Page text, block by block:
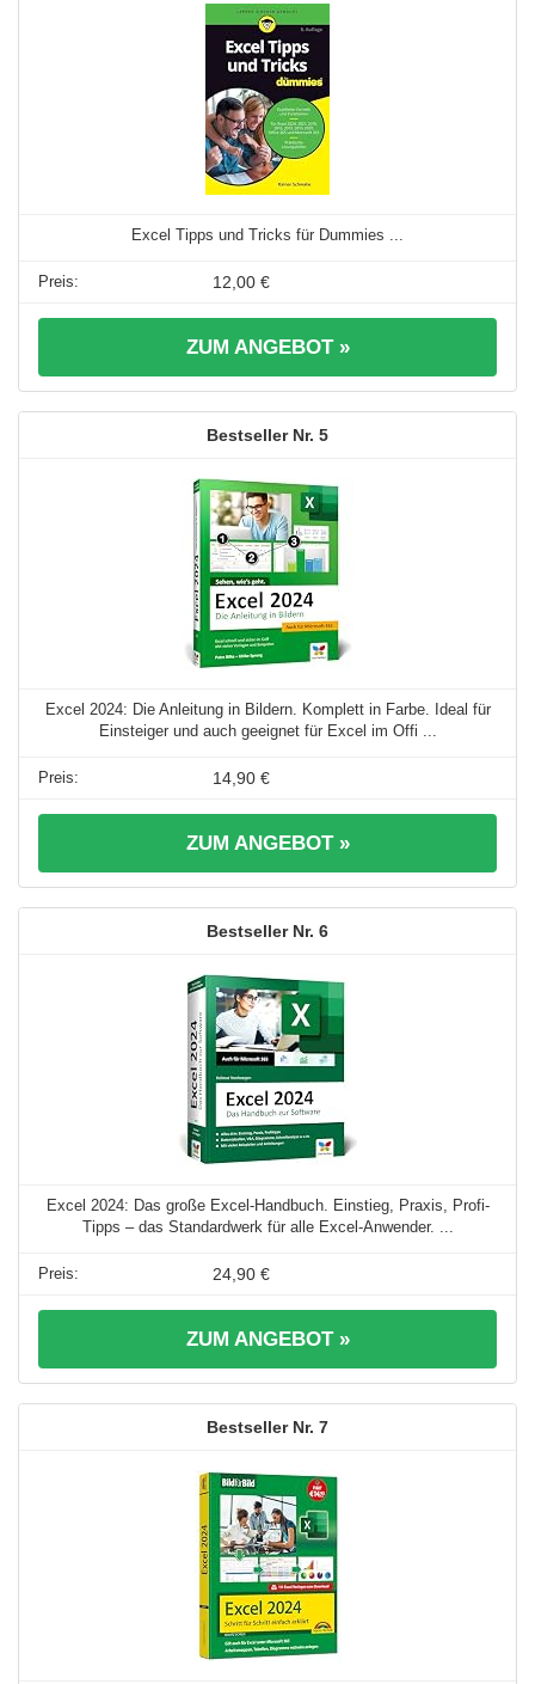
Excel Tipps und Tricks für Dummies ...
12,00 €
ZUM ANGEBOT »
5
Excel 2024: Die Anleitung in Bildern. Komplett in Farbe. Ideal für
Einsteiger und auch geeignet für Excel im Offi ...
14,90 €
ZUM ANGEBOT »
6
Excel 2024: Das große Excel-Handbuch. Einstieg, Praxis, Profi-
Tipps – das Standardwerk für alle Excel-Anwender. ...
24,90 €
ZUM ANGEBOT »
7